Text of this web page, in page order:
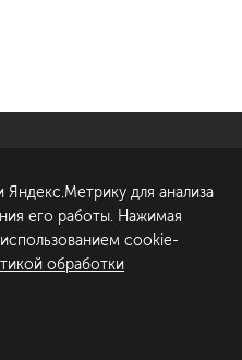
Обсудить проект
для анализа
его работы. Нажимая
cookie-
обработки